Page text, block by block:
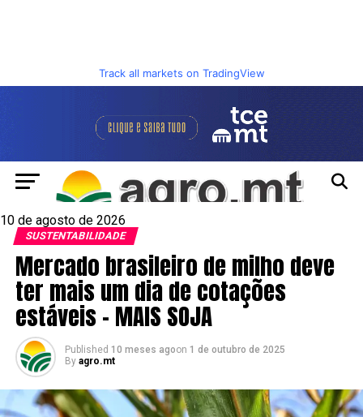
Track all markets on TradingView
10 de agosto de 2026
SUSTENTABILIDADE
Mercado brasileiro de milho deve
ter mais um dia de cotações
estáveis – MAIS SOJA
Published 10 meses agoon 1 de outubro de 2025
By agro.mt